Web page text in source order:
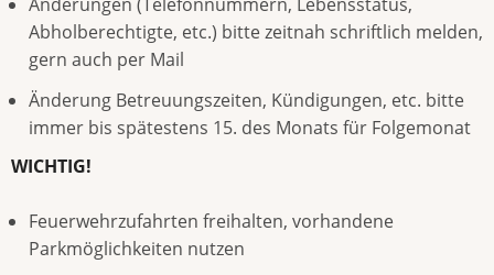
Abholberechtigte, etc.) bitte zeitnah schriftlich melden,
gern auch per Mail
Änderung Betreuungszeiten, Kündigungen, etc. bitte
immer bis spätestens 15. des Monats für Folgemonat
WICHTIG!
Feuerwehrzufahrten freihalten, vorhandene
Parkmöglichkeiten nutzen